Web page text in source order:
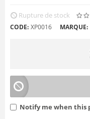
Rupture de stock
CODE: XP0016 MARQUE:
Notify me when this